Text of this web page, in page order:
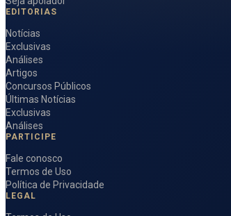
EDITORIAS
Notícias
Exclusivas
Análises
Artigos
Concursos Públicos
Últimas Notícias
Exclusivas
Análises
PARTICIPE
Fale conosco
Termos de Uso
Política de Privacidade
LEGAL